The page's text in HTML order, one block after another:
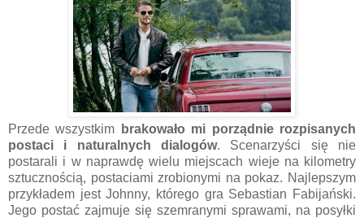
Przede wszystkim
brakowało mi porządnie rozpisanych
postaci i naturalnych dialogów. Scenarzyści się nie
postarali i w naprawdę wielu miejscach wieje na kilometry
sztucznością, postaciami zrobionymi na pokaz. Najlepszym
przykładem jest Johnny, którego gra Sebastian Fabijański.
Jego postać zajmuje się szemranymi sprawami, na posyłki